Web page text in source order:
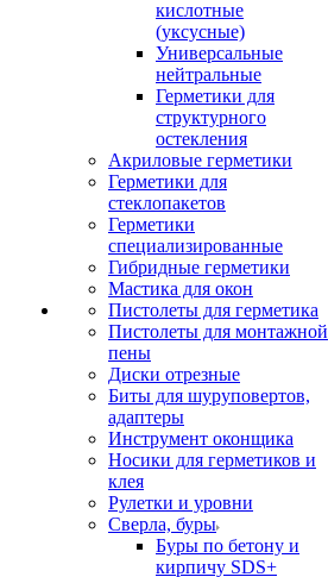
кислотные
(уксусные)
Универсальные
нейтральные
Герметики для
структурного
остекления
Акриловые герметики
Герметики для
стеклопакетов
Герметики
специализированные
Гибридные герметики
Мастика для окон
Пистолеты для герметика
Пистолеты для монтажной
пены
Диски отрезные
Биты для шуруповертов,
адаптеры
Инструмент оконщика
Носики для герметиков и
клея
Рулетки и уровни
Сверла, буры
Буры по бетону и
кирпичу SDS+